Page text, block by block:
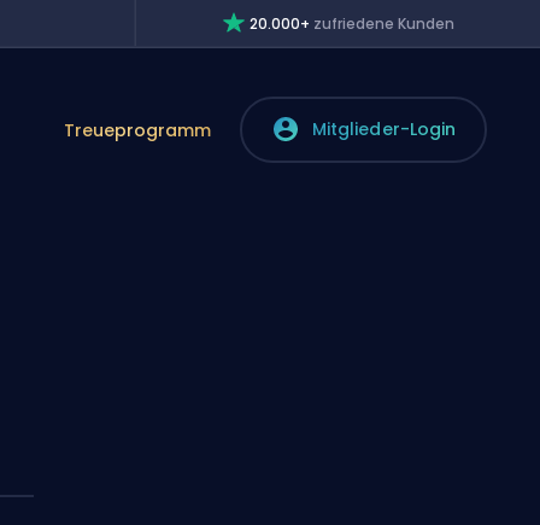
20.000+ zufriedene Kunden
Treueprogramm Mitglieder-Login